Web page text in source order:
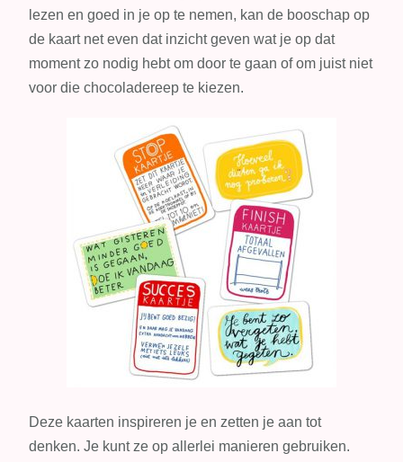
lezen en goed in je op te nemen, kan de booschap op
de kaart net even dat inzicht geven wat je op dat
moment zo nodig hebt om door te gaan of om juist niet
voor die chocoladereep te kiezen.
Deze kaarten inspireren je en zetten je aan tot
denken. Je kunt ze op allerlei manieren gebruiken.